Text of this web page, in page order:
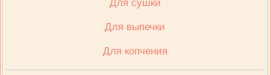
Для сушки
Для выпечки
Для копчения